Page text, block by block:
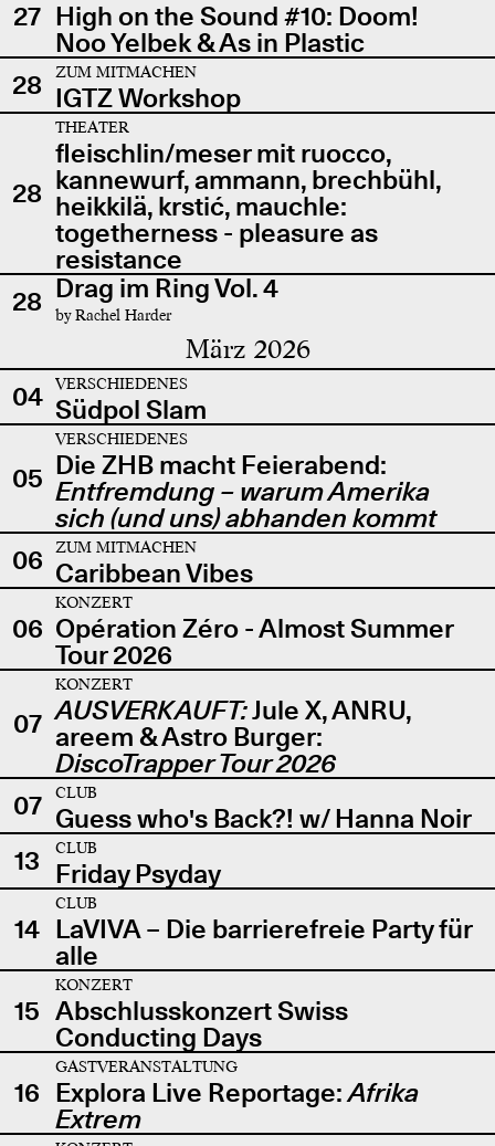
27 High on the Sound #10: Doom!
Noo Yelbek & As in Plastic
28
ZUM MITMACHEN
IGTZ Workshop
28
THEATER
fleischlin/meser mit ruocco,
kannewurf, ammann, brechbühl,
heikkilä, krstić, mauchle:
togetherness - pleasure as
resistance
28 Drag im Ring Vol. 4
by Rachel Harder
März 2026
04 VERSCHIEDENES
Südpol Slam
05
VERSCHIEDENES
Die ZHB macht Feierabend:
Entfremdung – warum Amerika
sich (und uns) abhanden kommt
06
ZUM MITMACHEN
Caribbean Vibes
06
KONZERT
Opération Zéro - Almost Summer
Tour 2026
07
KONZERT
AUSVERKAUFT:Jule X, ANRU,
areem & Astro Burger:
DiscoTrapper Tour 2026
07
CLUB
Guess who's Back?! w/ Hanna Noir
13
CLUB
Friday Psyday
14
CLUB
LaVIVA – Die barrierefreie Party für
alle
15
KONZERT
Abschlusskonzert Swiss
Conducting Days
16
GASTVERANSTALTUNG
Explora Live Reportage:Afrika
Extrem